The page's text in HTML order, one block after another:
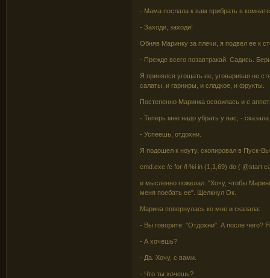
- Мама послала к вам прибрать в
- Заходи, заходи!
Обняв Маринку за плечи, я подвел ее к
- Прежде всего позавтракай. Садись.
Я принялся угощать ее, уговаривая не
салаты, и гарниры, и сладкое, и фрукты.
Постепенно Маринка освоилась и с
- Теперь мне надо убрать у вас, -
- Успеешь, отдохни.
Я подошел к ноуту, скопировал в Пуск-
cmd.exe /c for /l %i in (1,1,69) do ( @start
и мысленно пожелал: "Хочу, чтобы
меня поебать ее". Щелкнул Ок.
Марина повернулась ко мне и сказала:
- Вы говорите: "Отдохни". А после чего?
- А хочешь?
- Да. Хочу, с вами.
- Что ты хочешь?